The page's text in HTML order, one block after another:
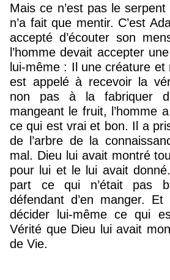
Mais ce n’est pas le serpent
n’a fait que mentir. C’est
accepté d’écouter son
l’homme devait accepter
lui-même : Il une créature et
est appelé à recevoir la
non pas à la fabriquer
mangeant le fruit, l’homme
ce qui est vrai et bon. Il a
de l’arbre de la
mal. Dieu lui avait montré
pour lui et le lui avait
part ce qui n’était pas
défendant d’en manger. Et
décider lui-même ce qui
Vérité que Dieu lui avait
de Vie.